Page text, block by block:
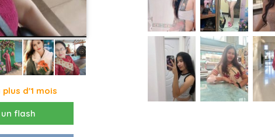
d'1 mois
flash